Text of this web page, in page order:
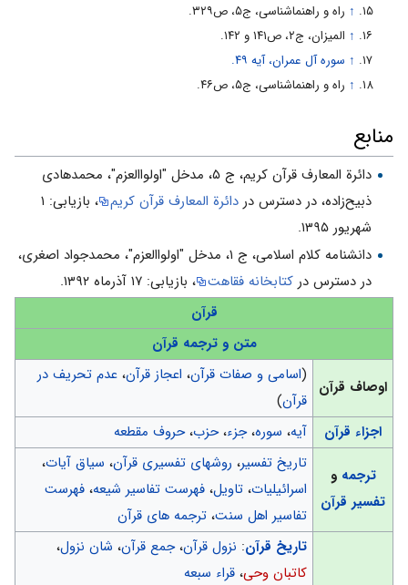
↑ راه و راهنماشناسى، ج۵، ص۳۲۹.
↑ المیزان، ج۲، ص۱۴۱ و ۱۴۲.
↑ سوره آل عمران، آیه ۴۹.
↑ راه و راهنماشناسى، ج۵، ص۴۶.
منابع
دائرة المعارف قرآن کریم، ج ۵، مدخل "اولواالعزم"، محمدهادى
ذبیح‌زاده، در دسترس در دائرة المعارف قرآن کریم
، بازیابی: ۱
شهریور ۱۳۹۵.
دانشنامه کلام اسلامی، ج ۱، مدخل "اولواالعزم"، محمدجواد اصغرى،
در دسترس در کتابخانه فقاهت ، بازیابی: ۱۷ آذرماه ۱۳۹۲.
قرآن
متن و ترجمه قرآن
اوصاف قرآن
(اسامی و صفات قرآن، اعجاز قرآن، عدم تحریف در
قرآن)
اجزاء قرآن
آیه، سوره،جزء،حزب،حروف مقطعه
ترجمه و
تفسیر قرآن
تاریخ تفسیر، روشهای تفسیری قرآن، سیاق آیات،
اسرائیلیات، تاویل، فهرست تفاسیر شیعه، فهرست
تفاسیر اهل سنت، ترجمه های قرآن
تاریخ قرآن: نزول قرآن،جمع قرآن، شان نزول،
کاتبان وحی، قراء سبعه